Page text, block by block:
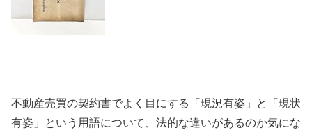
不動産売買の契約書でよく目にする「現況有姿」と「現状
有姿」という用語について、法的な違いがあるのか気にな